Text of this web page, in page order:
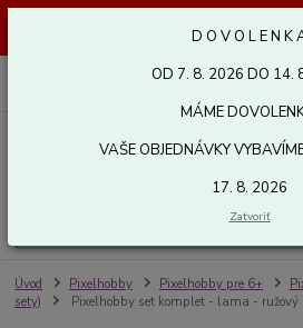
odošleme 17. 8. 2026.
Úvod Pixelhobby Pixelhobby pre 6+
sety)
Pixelhobby set komplet - lama - ružový
D O V O L E N K
OD 7. 8. 2026 DO 14.
MÁME
VAŠE OBJEDNÁVKY
17. 8. 2026
Zatvoriť